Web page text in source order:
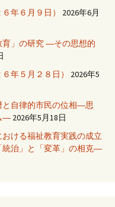
年６月９日）
2026年6月
」の研究 ―その思想的
年５月２８日）
2026年5
自律的市民の位相―思
― 2026年5月18日
ける福祉教育実践の成立
治」と「変革」の相克―